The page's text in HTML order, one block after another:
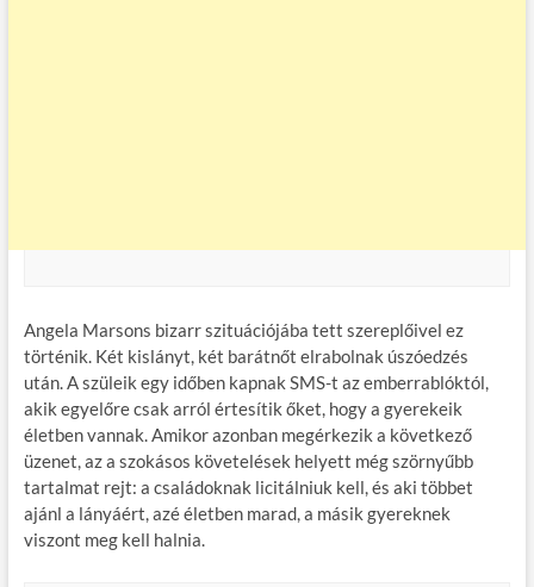
Angela Marsons bizarr szituációjába tett szereplőivel ez
történik. Két kislányt, két barátnőt elrabolnak úszóedzés
után. A szüleik egy időben kapnak SMS-t az emberrablóktól,
akik egyelőre csak arról értesítik őket, hogy a gyerekeik
életben vannak. Amikor azonban megérkezik a következő
üzenet, az a szokásos követelések helyett még szörnyűbb
tartalmat rejt: a családoknak licitálniuk kell, és aki többet
ajánl a lányáért, azé életben marad, a másik gyereknek
viszont meg kell halnia.